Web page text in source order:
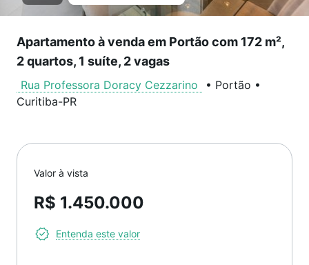
Apartamento à venda em Portão com 172 m²,
2 quartos, 1 suíte, 2 vagas
Rua Professora Doracy Cezzarino • Portão •
Curitiba-PR
Valor à vista
R$ 1.450.000
Entenda este valor